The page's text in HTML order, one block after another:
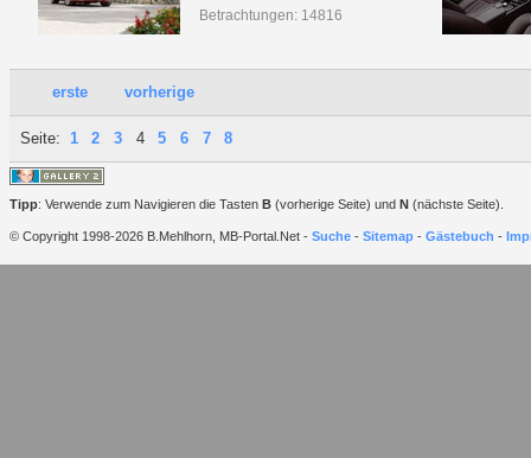
Betrachtungen: 14816
erste vorherige
Seite: 1 2 3 4 5 6 7 8
Tipp: Verwende zum Navigieren die Tasten B (vorherige Seite) und N (nächste Seite).
© Copyright 1998-2026 B.Mehlhorn, MB-Portal.Net - Suche - Sitemap - Gästebuch -